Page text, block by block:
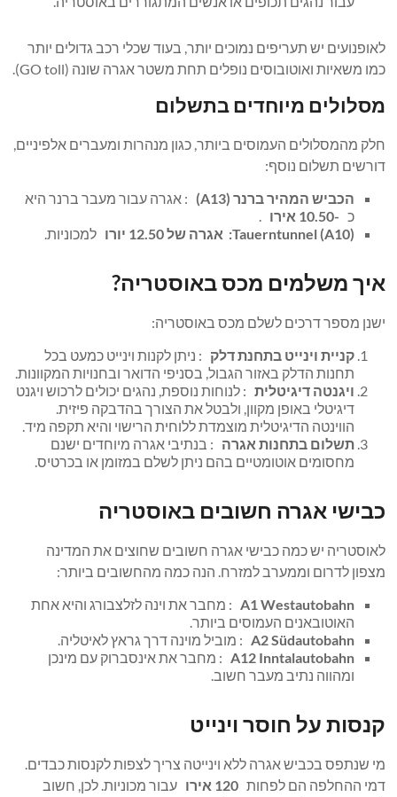
לאופנועים יש תעריפים נמוכים יותר, בעוד שכלי רכב גדולים יותר
כמו משאיות ואוטובוסים נופלים תחת משטר אגרה שונה (GO toll).
מסלולים מיוחדים בתשלום
חלק מהמסלולים העמוסים ביותר, כגון מנהרות ומעברים אלפיניים,
דורשים תשלום נוסף:
הכביש המהיר ברנר (A13)
: אגרה עבור מעבר ברנר היא
כ -10.50 אירו
.
Tauerntunnel (A10): אגרה של
12.50 יורו למכוניות.
איך משלמים מכס באוסטריה?
ישנן מספר דרכים לשלם מכס באוסטריה:
קניית וינייט בתחנת דלק : ניתן לקנות וינייט כמעט בכל
תחנות הדלק באזור הגבול, בסניפי הדואר ובחנויות המקוונות.
ויגנטה דיגיטלית : לנוחות נוספת, נהגים יכולים לרכוש ויגנט
דיגיטלי באופן מקוון, ולבטל את הצורך בהדבקה פיזית.
הווינטה הדיגיטלית מוצמדת ללוחית הרישוי והיא תקפה מיד.
תשלום בתחנות אגרה : בנתיבי אגרה מיוחדים ישנם
מחסומים אוטומטיים בהם ניתן לשלם במזומן או בכרטיס.
כבישי אגרה חשובים באוסטריה
לאוסטריה יש כמה כבישי אגרה חשובים שחוצים את המדינה
מצפון לדרום וממערב למזרח. הנה כמה מהחשובים ביותר:
A1 Westautobahn : מחבר את וינה לזלצבורג והיא אחת
האוטובאנים העמוסים ביותר.
A2 Südautobahn : מוביל מוינה דרך גראץ לאיטליה.
A12 Inntalautobahn : מחבר את אינסברוק עם מינכן
ומהווה נתיב מעבר חשוב.
קנסות על חוסר וינייט
מי שנתפס בכביש אגרה ללא וינייטה צריך לצפות לקנסות כבדים.
דמי ההחלפה הם לפחות120 אירו
עבור מכוניות. לכן, חשוב